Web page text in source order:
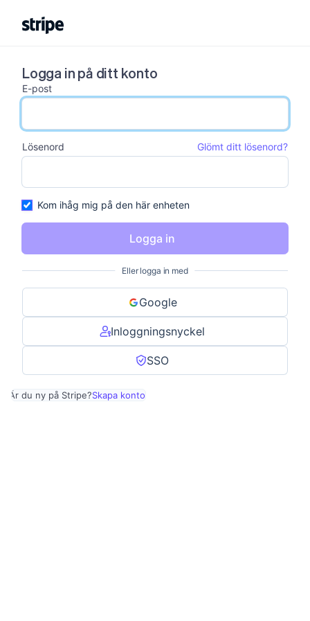
Logga in på ditt konto
E-post
email input
Lösenord
Glömt ditt lösenord?
password input
Kom ihåg mig på den här enheten
Logga in
Eller logga in med
Google
Inloggningsnyckel
SSO
Är du ny på Stripe?Skapa konto